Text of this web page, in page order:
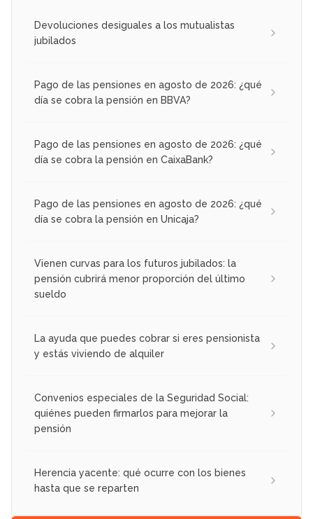
Devoluciones desiguales a los mutualistas
jubilados
Pago de las pensiones en agosto de 2026: ¿qué
día se cobra la pensión en BBVA?
Pago de las pensiones en agosto de 2026: ¿qué
día se cobra la pensión en CaixaBank?
Pago de las pensiones en agosto de 2026: ¿qué
día se cobra la pensión en Unicaja?
Vienen curvas para los futuros jubilados: la
pensión cubrirá menor proporción del último
sueldo
La ayuda que puedes cobrar si eres pensionista
y estás viviendo de alquiler
Convenios especiales de la Seguridad Social:
quiénes pueden firmarlos para mejorar la
pensión
Herencia yacente: qué ocurre con los bienes
hasta que se reparten